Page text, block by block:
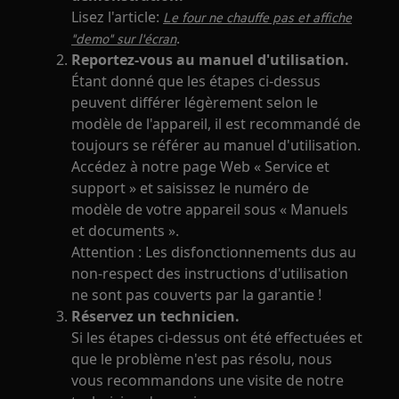
Lisez l'article: Le four ne chauffe pas et affiche
"demo" sur l'écran.
Reportez-vous au manuel d'utilisation.
Étant donné que les étapes ci-dessus
peuvent différer légèrement selon le
modèle de l'appareil, il est recommandé de
toujours se référer au manuel d'utilisation.
Accédez à notre page Web « Service et
support » et saisissez le numéro de
modèle de votre appareil sous « Manuels
et documents ».
Attention : Les disfonctionnements dus au
non-respect des instructions d'utilisation
ne sont pas couverts par la garantie !
Réservez un technicien.
Si les étapes ci-dessus ont été effectuées et
que le problème n'est pas résolu, nous
vous recommandons une visite de notre